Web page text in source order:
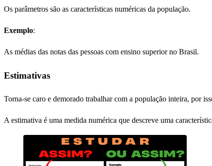
Os parâmetros são as características numéricas da população.
Exemplo:
As médias das notas das pessoas com ensino superior no Brasil.
Estimativas
Torna-se caro e demorado trabalhar com a população inteira, por
A estimativa é uma medida numérica que descreve uma